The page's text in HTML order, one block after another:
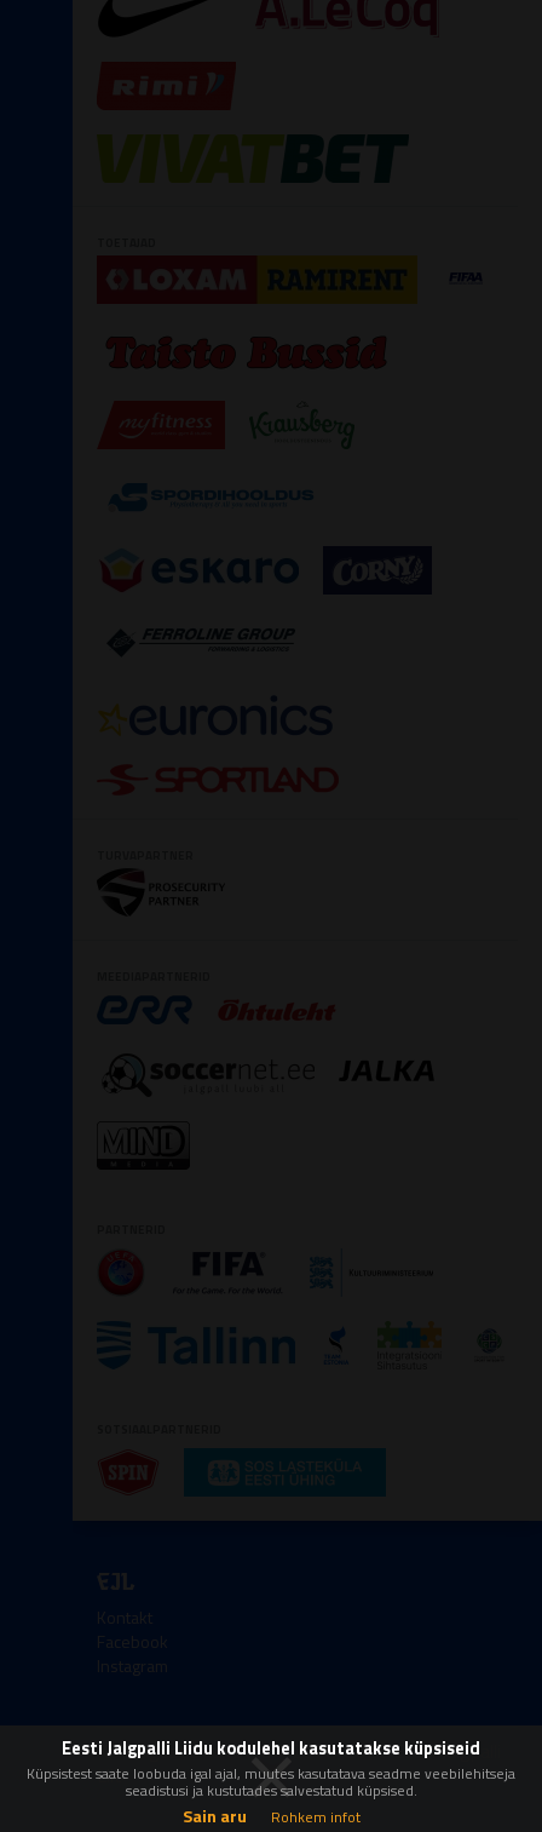
EJL
Kontakt
Facebook
Instagram
Kőik őigused kaitstud © 2008-2026 Eesti Jalgpalli
Liit
×
Eesti Jalgpalli Liidu kodulehel kasutatakse küpsiseid
Küpsistest saate loobuda igal ajal, muutes kasutatava seadme veebilehitseja
seadistusi ja kustutades salvestatud küpsised.
Sain aru Rohkem infot